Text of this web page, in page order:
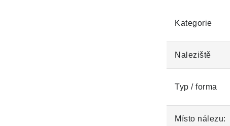
Kategorie
Naleziště
Typ / forma
Místo nálezu: